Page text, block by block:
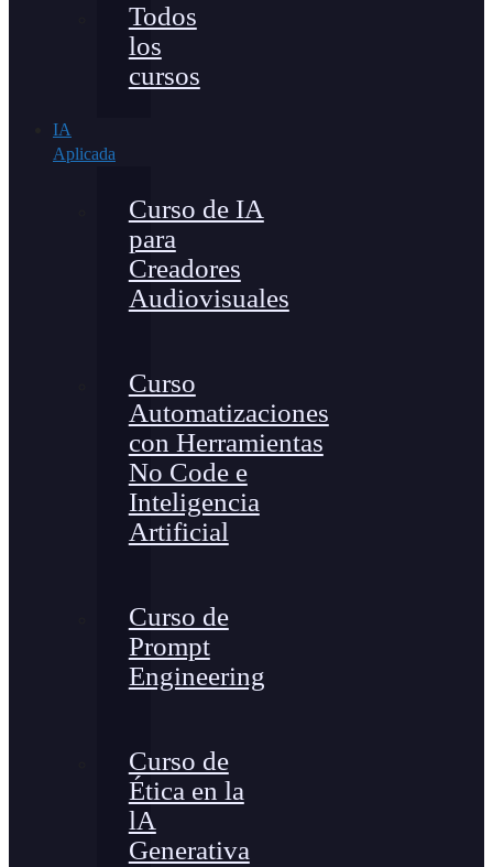
Todos
los
cursos
IA
Aplicada
Curso de IA
para
Creadores
Audiovisuales
Curso
Automatizaciones
con Herramientas
No Code e
Inteligencia
Artificial
Curso de
Prompt
Engineering
Curso de
Ética en la
lA
Generativa